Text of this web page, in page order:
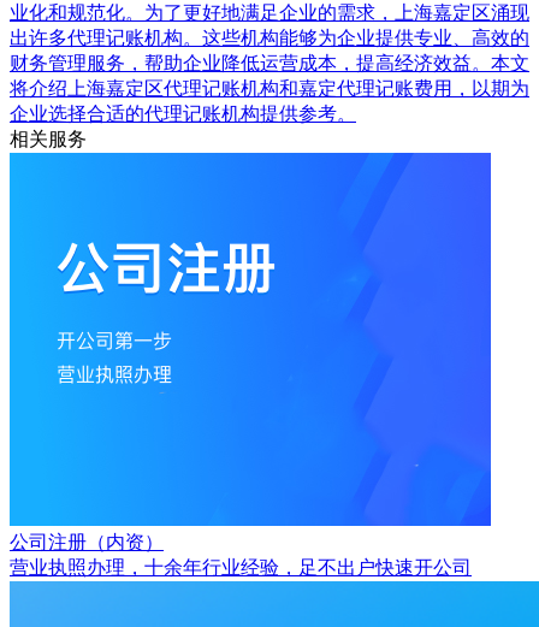
业化和规范化。为了更好地满足企业的需求，上海嘉定区涌现
出许多代理记账机构。这些机构能够为企业提供专业、高效的
财务管理服务，帮助企业降低运营成本，提高经济效益。本文
将介绍上海嘉定区代理记账机构和嘉定代理记账费用，以期为
企业选择合适的代理记账机构提供参考。
相关服务
公司注册（内资）
营业执照办理，十余年行业经验，足不出户快速开公司